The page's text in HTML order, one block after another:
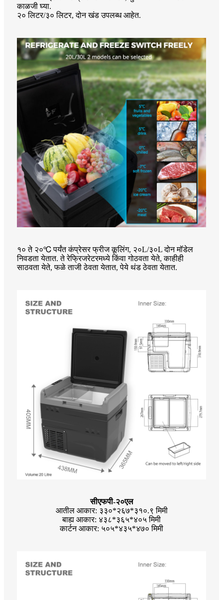
काळजी घ्या.
२० लिटर/३० लिटर, दोन खंड उपलब्ध आहेत.
१० ते २०℃ पर्यंत कंप्रेसर फ्रीज कूलिंग, २०L/३०L दोन मॉडेल
निवडता येतात. ते रेफ्रिजरेटरमध्ये किंवा गोठवता येते, काहीही
साठवता येते, फळे ताजी ठेवता येतात, पेये थंड ठेवता येतात.
सीएफपी-२०एल
आतील आकार: ३३०*२६७*३१०.९ मिमी
बाह्य आकार: ४३८*३६५*४०५ मिमी
कार्टन आकार: ५०५*४३५*४७० मिमी